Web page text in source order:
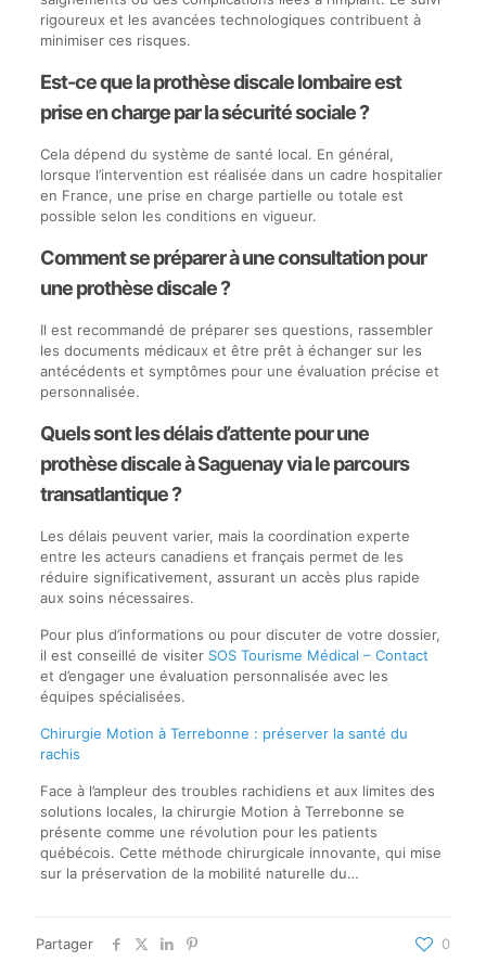
rigoureux et les avancées technologiques contribuent à
minimiser ces risques.
Est-ce que la prothèse discale lombaire est
prise en charge par la sécurité sociale ?
Cela dépend du système de santé local. En général,
lorsque l’intervention est réalisée dans un cadre hospitalier
en France, une prise en charge partielle ou totale est
possible selon les conditions en vigueur.
Comment se préparer à une consultation pour
une prothèse discale ?
Il est recommandé de préparer ses questions, rassembler
les documents médicaux et être prêt à échanger sur les
antécédents et symptômes pour une évaluation précise et
personnalisée.
Quels sont les délais d’attente pour une
prothèse discale à Saguenay via le parcours
transatlantique ?
Les délais peuvent varier, mais la coordination experte
entre les acteurs canadiens et français permet de les
réduire significativement, assurant un accès plus rapide
aux soins nécessaires.
Pour plus d’informations ou pour discuter de votre dossier,
il est conseillé de visiter SOS Tourisme Médical – Contact
et d’engager une évaluation personnalisée avec les
équipes spécialisées.
Chirurgie Motion à Terrebonne : préserver la santé du
rachis
Face à l’ampleur des troubles rachidiens et aux limites des
solutions locales, la chirurgie Motion à Terrebonne se
présente comme une révolution pour les patients
québécois. Cette méthode chirurgicale innovante, qui mise
sur la préservation de la mobilité naturelle du…
Partager 0